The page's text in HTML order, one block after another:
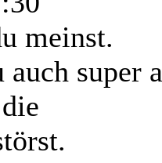
meinst.
super